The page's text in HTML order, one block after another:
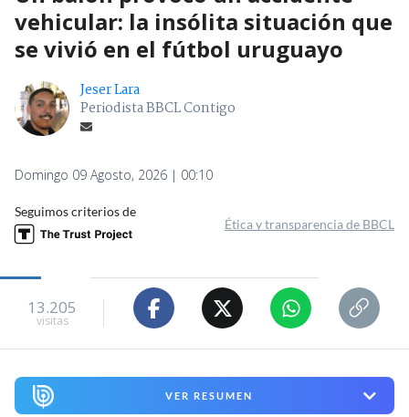
vehicular: la insólita situación que
se vivió en el fútbol uruguayo
Jeser Lara
Periodista BBCL Contigo
Domingo 09 Agosto, 2026 | 00:10
Seguimos criterios de
Ética y transparencia de BBCL
13.205
visitas
VER RESUMEN